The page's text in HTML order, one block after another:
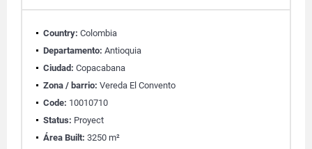
Country: Colombia
Departamento: Antioquia
Ciudad: Copacabana
Zona / barrio: Vereda El Convento
Code: 10010710
Status: Proyect
Área Built: 3250 m²